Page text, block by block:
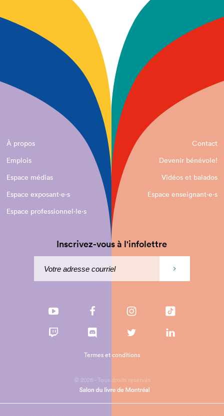
À propos
Contact
Emplois
Devenir bénévole!
Espace médias
Vidéos et balados
Espace exposant·e⋅s
Espace enseignant·e⋅s
Espace professionnel·le⋅s
Inscrivez-vous à l'infolettre
© 2026 - Tous droits réservés
Termes et conditions